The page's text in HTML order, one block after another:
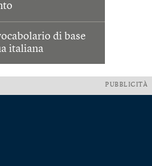
di base
italiana
PUBBLICITÀ